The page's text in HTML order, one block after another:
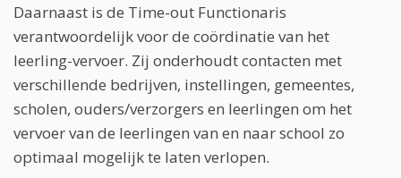
Daarnaast is de Time-out Functionaris
verantwoordelijk voor de coördinatie van het
leerling-vervoer. Zij onderhoudt contacten met
verschillende bedrijven, instellingen, gemeentes,
scholen, ouders/verzorgers en leerlingen om het
vervoer van de leerlingen van en naar school zo
optimaal mogelijk te laten verlopen.